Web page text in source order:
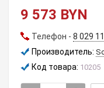
9 573 BYN
Телефон - 8 029
Производитель:
Код товара: 10205